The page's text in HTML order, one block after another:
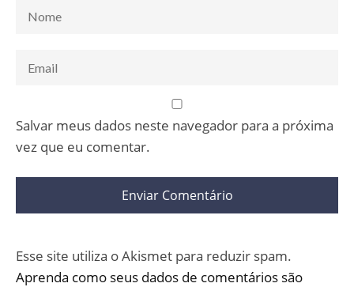
Salvar meus dados neste navegador para a próxima
vez que eu comentar.
Esse site utiliza o Akismet para reduzir spam.
Aprenda como seus dados de comentários são